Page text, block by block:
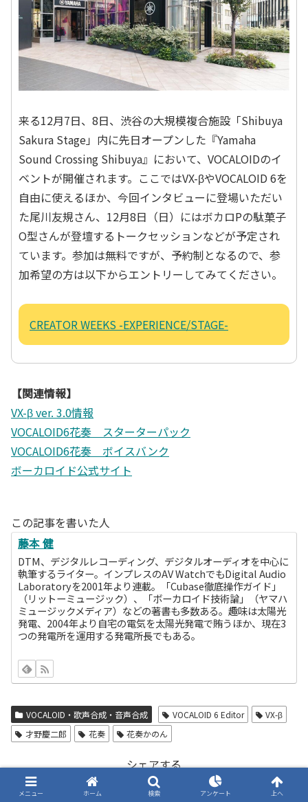
来る12月7日、8日、渋谷の大規模複合施設「Shibuya
Sakura Stage」内に先日オープンした『Yamaha
Sound Crossing Shibuya』において、VOCALOIDのイ
ベントが開催されます。ここではVX-βやVOCALOID 6を
自由に使えるほか、今回インタビューに登場いただい
た尾川友規さん、12月8日（日）にはボカロPの駄菓子
O型さんが登壇するトークセッションなどが予定され
ています。参加は無料ですが、予約制となるので、参
加希望の方は以下からエントリーしてみてください。
CREATOR WEEKS -EXPERIENCE/STAGE-
【関連情報】
VX-β ver. 3.0情報
VOCALOID6花奏 スターターパック
VOCALOID6花奏 ボイスバンク
ボーカロイド公式サイト
この記事を書いた人
藤本 健
DTM、デジタルレコーディング、デジタルオーディオを中心に
執筆するライター。インプレスのAV WatchでもDigital Audio
Laboratoryを2001年より連載。「Cubase徹底操作ガイド」
（リットーミュージック）、「ボーカロイド技術論」（ヤマハ
ミュージックメディア）などの著書も多数ある。趣味は太陽光
発電、2004年より自宅の電気を太陽光発電で賄うほか、現在3
つの発電所を運用する発電所長でもある。
VOCALOID・歌声合成・音声合成 VOCALOID 6 Editor
VX-β
才野慶二郎
花奏 花奏かのん
シェアする
Bluesky Facebook
メニュー ホーム 検索 アンケート 上へ